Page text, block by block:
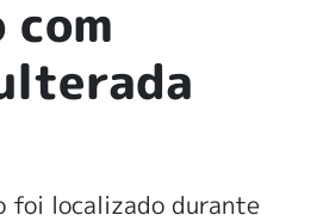
foi localizado durante